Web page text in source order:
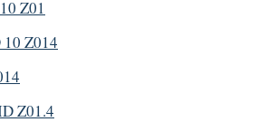
Z01
Z014
Z01.4